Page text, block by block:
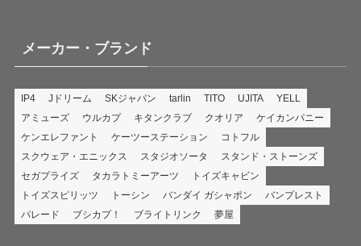
メーカー・ブランド
IP4 Jドリーム SKジャパン tarlin TITO UJITA
YELL
アミューズ
ウルカプ キタンクラブ クオリア
ケイカンパニー
ケンエレファント
ケーツーステーション
コトフル
スクウェア・エニックス
スタジオソータ
スタンド・ストーンズ
セガプライズ
タカラトミーアーツ
トイズキャビン
トイズスピリッツ
トーシン バンダイ ガシャポン
バンプレスト
パレード
ブシカプ！ ブライトリンク 夢屋